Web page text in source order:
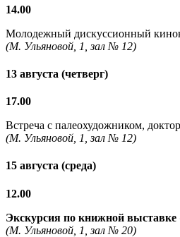
14.00
Молодежный дискуссионный
(М. Ульяновой, 1, зал № 12)
13 августа (четверг)
17.00
Встреча с палеохудожником,
(М. Ульяновой, 1, зал № 12)
15 августа (среда)
12.00
Экскурсия по книжной выставке
(М. Ульяновой, 1, зал № 20)